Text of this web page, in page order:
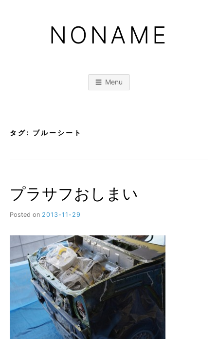
NONAME
Menu
タグ: ブルーシート
プラサフおしまい
Posted on 2013-11-29
M
M